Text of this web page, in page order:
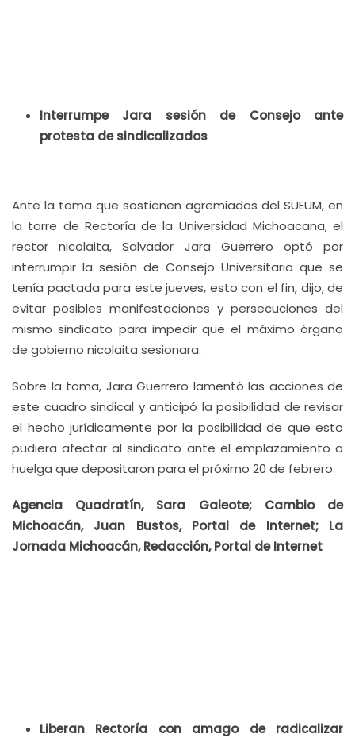
Interrumpe Jara sesión de Consejo ante
protesta de sindicalizados
Ante la toma que sostienen agremiados del SUEUM, en
la torre de Rectoría de la Universidad Michoacana, el
rector nicolaita, Salvador Jara Guerrero optó por
interrumpir la sesión de Consejo Universitario que se
tenía pactada para este jueves, esto con el fin, dijo, de
evitar posibles manifestaciones y persecuciones del
mismo sindicato para impedir que el máximo órgano
de gobierno nicolaita sesionara.
Sobre la toma, Jara Guerrero lamentó las acciones de
este cuadro sindical y anticipó la posibilidad de revisar
el hecho jurídicamente por la posibilidad de que esto
pudiera afectar al sindicato ante el emplazamiento a
huelga que depositaron para el próximo 20 de febrero.
Agencia Quadratín, Sara Galeote; Cambio de
Michoacán, Juan Bustos, Portal de Internet; La
Jornada Michoacán, Redacción, Portal de Internet
Liberan Rectoría con amago de radicalizar